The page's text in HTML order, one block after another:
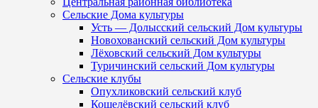
Сельские Дома культуры
Усть — Долысский сельский Дом культуры
Новохованский сельский Дом культуры
Лёховский сельский Дом культуры
Туричинский сельский Дом культуры
Сельские клубы
Опухликовский сельский клуб
Кошелёвский сельский клуб